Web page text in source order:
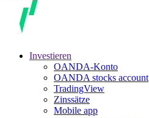
Investieren
OANDA-Konto
OANDA stocks account
TradingView
Zinssätze
Mobile app